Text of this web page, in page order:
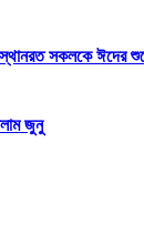
সকলকে ঈদের
জুনু